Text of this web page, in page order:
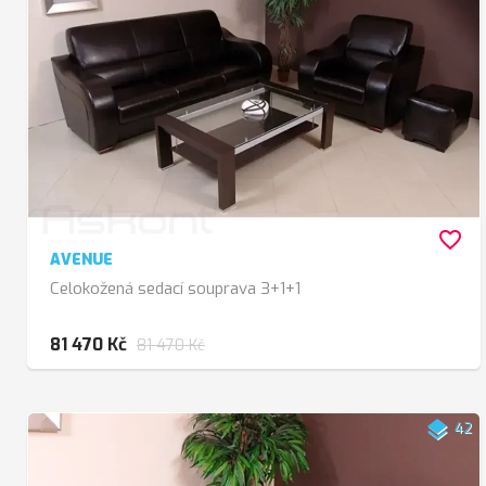
AVENUE
Celokožená sedací souprava 3+1+1
81 470 Kč 81 470 Kč
favorite_border
layers 42